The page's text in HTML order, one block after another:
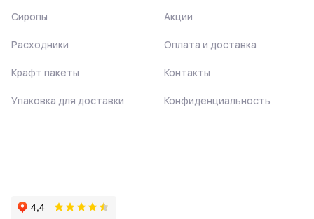
Сиропы
Расходники
Крафт пакеты
Упаковка для доставки
Акции
Оплата и доставка
Контакты
Конфиденциальность